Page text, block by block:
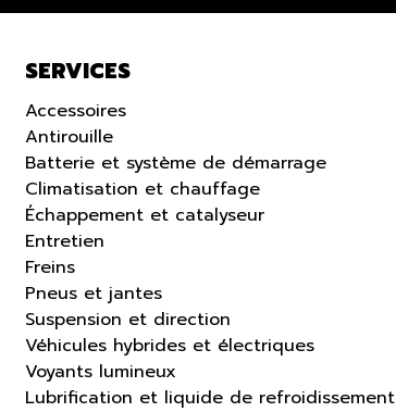
SERVICES
Accessoires
Antirouille
Batterie et système de démarrage
Climatisation et chauffage
Échappement et catalyseur
Entretien
Freins
Pneus et jantes
Suspension et direction
Véhicules hybrides et électriques
Voyants lumineux
Lubrification et liquide de refroidissement